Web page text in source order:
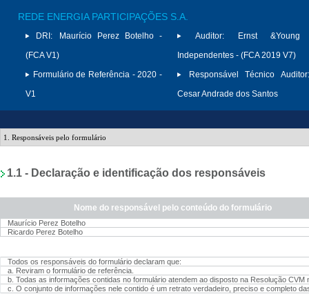
REDE ENERGIA PARTICIPAÇÕES S.A.
DRI:
Maurício Perez Botelho -
(FCA V1)
Formulário de Referência - 2020 -
V1
Auditor:
Ernst &Young
Independentes - (FCA 2019 V7)
Responsável Técnico Auditor:
Cesar Andrade dos Santos